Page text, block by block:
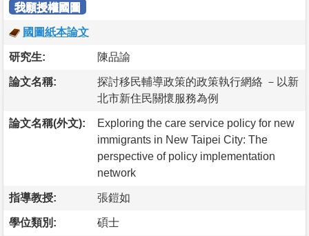
我願授權國圖
國圖紙本論文
研究生: 陳品諭
論文名稱:
探討移民輔導政策的政策執行網絡 －以新
北市新住民關懷服務為例
論文名稱(外文):
Exploring the care service policy for new
immigrants in New Taipei City: The
perspective of policy implementation
network
指導教授: 張鎧如
學位類別: 碩士